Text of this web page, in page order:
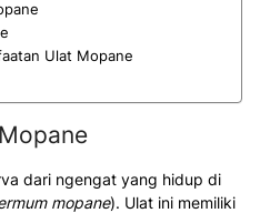
Ulat Mopane
dari ngengat yang hidup di
mopane). Ulat ini memiliki